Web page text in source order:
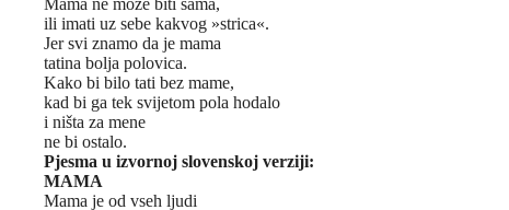
ili imati uz sebe kakvog »strica«.
Jer svi znamo da je mama
tatina bolja polovica.
Kako bi bilo tati bez mame,
kad bi ga tek svijetom pola hodalo
i ništa za mene
ne bi ostalo.
Pjesma u izvornoj slovenskoj verziji:
MAMA
Mama je od vseh ljudi